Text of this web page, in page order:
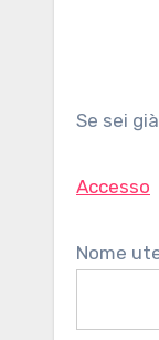
Se sei
Accesso
Nome